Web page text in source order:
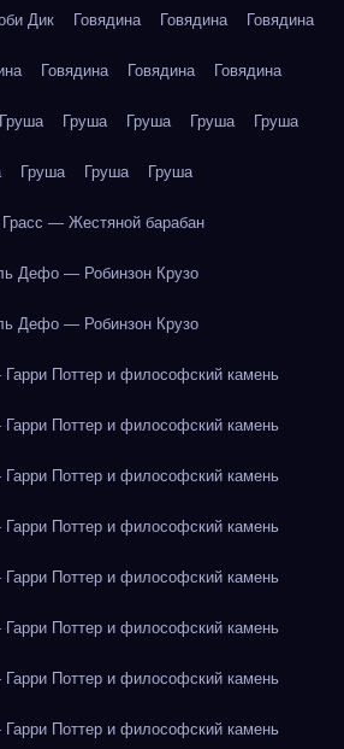
Дик Говядина Говядина Говядина
Говядина Говядина Говядина
Груша Груша Груша Груша Груша
Груша Груша Груша
Грасс — Жестяной барабан
Дефо — Робинзон Крузо
Дефо — Робинзон Крузо
Поттер и философский камень
Поттер и философский камень
Поттер и философский камень
Поттер и философский камень
Поттер и философский камень
Поттер и философский камень
Поттер и философский камень
Поттер и философский камень